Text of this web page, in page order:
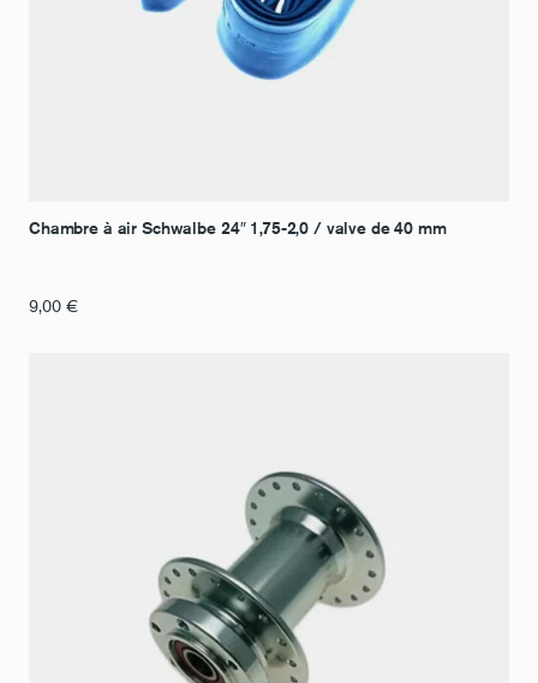
Chambre à air Schwalbe 24″ 1,75-2,0 / valve de 40 mm
9,00 €